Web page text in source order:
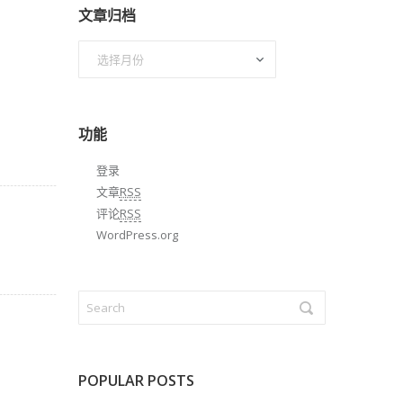
文章归档
功能
登录
文章RSS
评论RSS
WordPress.org
POPULAR POSTS